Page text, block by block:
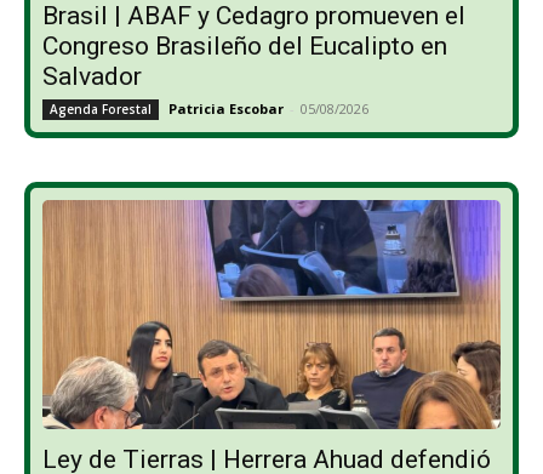
Brasil | ABAF y Cedagro promueven el
Congreso Brasileño del Eucalipto en
Salvador
Agenda Forestal Patricia Escobar - 05/08/2026
Ley de Tierras | Herrera Ahuad defendió